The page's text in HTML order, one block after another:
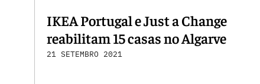
IKEA Portugal e Just a Change
reabilitam 15 casas no Algarve
21 SETEMBRO 2021